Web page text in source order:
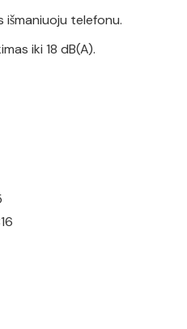
išmaniuoju telefonu.
iki 18 dB(A).